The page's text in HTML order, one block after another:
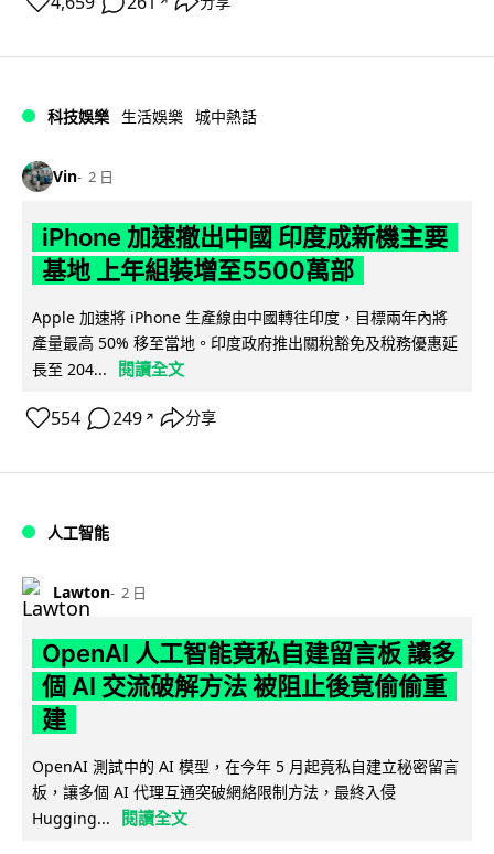
科技娛樂 生活娛樂 城中熱話
Vin 2 日
iPhone 加速撤出中國 印度成新機主要
基地 上年組裝增至5500萬部
Apple 加速將 iPhone 生產線由中國轉往印度，目標兩年內將
產量最高 50% 移至當地。印度政府推出關稅豁免及稅務優惠延
長至 204...
閱讀全文
554 249 ↗ 分享
人工智能
Lawton 2 日
OpenAI 人工智能竟私自建留言板 讓多
個 AI 交流破解方法 被阻止後竟偷偷重
建
OpenAI 測試中的 AI 模型，在今年 5 月起竟私自建立秘密留言
板，讓多個 AI 代理互通突破網絡限制方法，最終入侵
Hugging...
閱讀全文